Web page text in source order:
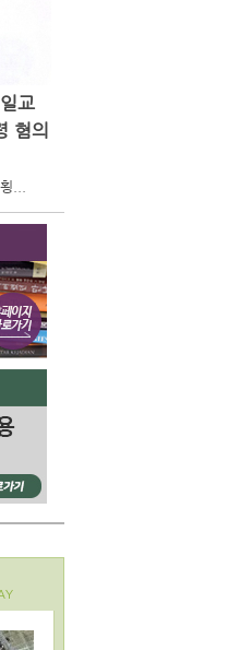
교
혐의
...